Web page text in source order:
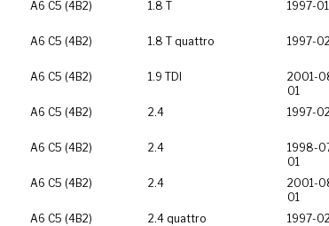
A6 C5 (4B2) 1.8 T 1997-
A6 C5 (4B2) 1.8 T quattro 1997-
A6 C5 (4B2) 1.9 TDI
2001-
01
A6 C5 (4B2) 2.4 1997-
A6 C5 (4B2) 2.4
1998-
01
A6 C5 (4B2) 2.4
2001-
01
A6 C5 (4B2) 2.4 quattro 1997-